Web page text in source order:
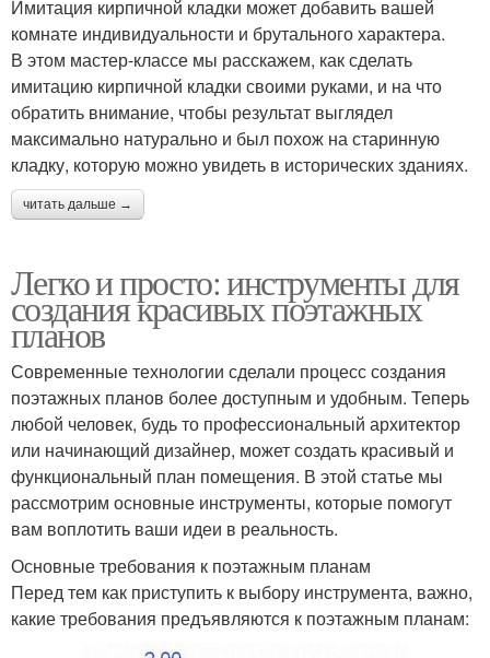
Имитация кирпичной кладки может добавить вашей
комнате индивидуальности и брутального характера.
В этом мастер-классе мы расскажем, как сделать
имитацию кирпичной кладки своими руками, и на что
обратить внимание, чтобы результат выглядел
максимально натурально и был похож на старинную
кладку, которую можно увидеть в исторических зданиях.
читать дальше →
Легко и просто: инструменты для
создания красивых поэтажных
планов
Современные технологии сделали процесс создания
поэтажных планов более доступным и удобным. Теперь
любой человек, будь то профессиональный архитектор
или начинающий дизайнер, может создать красивый и
функциональный план помещения. В этой статье мы
рассмотрим основные инструменты, которые помогут
вам воплотить ваши идеи в реальность.
Основные требования к поэтажным планам
Перед тем как приступить к выбору инструмента, важно,
какие требования предъявляются к поэтажным планам: